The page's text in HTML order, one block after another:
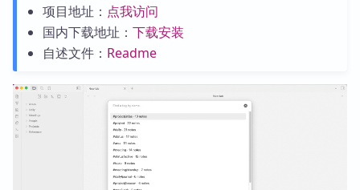
项目地址： 点我访问
国内下载地址： 下载安装
自述文件： Readme